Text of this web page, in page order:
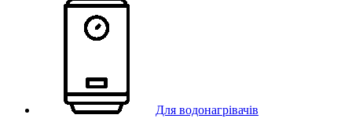
Для водонагрівачів